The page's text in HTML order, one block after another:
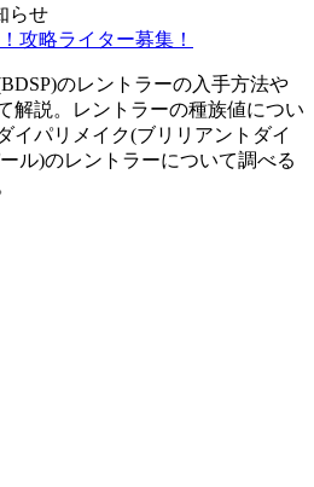
らせ
攻略ライター募集！
のレントラーの入手方法や
解説。レントラーの種族値につい
イパリメイク(ブリリアントダイ
ル)のレントラーについて調べる